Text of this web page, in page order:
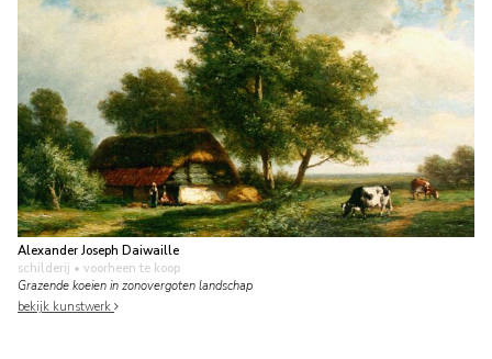
Alexander Joseph Daiwaille
schilderij • voorheen te koop
Grazende koeien in zonovergoten landschap
bekijk kunstwerk